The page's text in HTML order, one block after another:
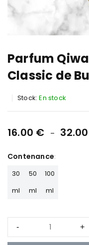
Parfum
Classic de
Stock: En stock
16.00 € – 32.00
Contenance
30
ml
50
ml
100
ml